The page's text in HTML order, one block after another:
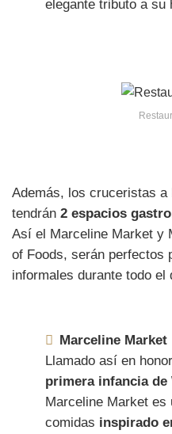
elegante tributo a su
Además, los cruceristas
tendrán 2 espacios
Así el Marceline Market y
of Foods, serán perfectos
informales durante todo el
Marceline Market
Llamado así en
primera infancia de
Marceline Market es
comidas inspirado